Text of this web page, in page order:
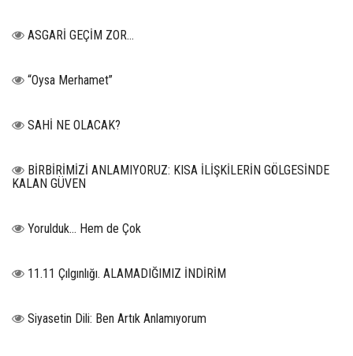
ASGARİ GEÇİM ZOR…
“Oysa Merhamet”
SAHİ NE OLACAK?
BİRBİRİMİZİ ANLAMIYORUZ: KISA İLİŞKİLERİN GÖLGESİNDE
KALAN GÜVEN
Yorulduk… Hem de Çok
11.11 Çılgınlığı. ALAMADIĞIMIZ İNDİRİM
Siyasetin Dili: Ben Artık Anlamıyorum